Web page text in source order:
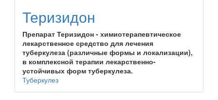
Теризидон
Препарат Теризидон - химиотерапевтическое
лекарственное средство для лечения
туберкулеза (различные формы и локализации),
в комплексной терапии лекарственно-
устойчивых форм туберкулеза.
Туберкулез